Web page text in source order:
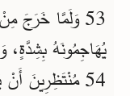
53 وَلَمَّا خَرَجَ
يُهَاجِمُونَهُ بِشِدَّةٍ،
54 مُنْتَظِرِينَ أَنْ يُوقِعُوهُ فِي شَيْءٍ يَقُولُهُ.